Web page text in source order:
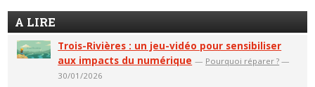
A LIRE
Trois-Rivières : un jeu-vidéo pour sensibiliser
aux impacts du numérique — Pourquoi réparer ? —
30/01/2026